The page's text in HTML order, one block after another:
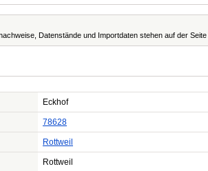
Datenstände und Importdaten stehen auf der Seite
Eckhof
78628
Rottweil
Rottweil